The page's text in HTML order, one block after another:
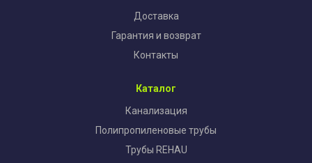
Доставка
Гарантия и возврат
Контакты
Каталог
Канализация
Полипропиленовые трубы
Трубы REHAU